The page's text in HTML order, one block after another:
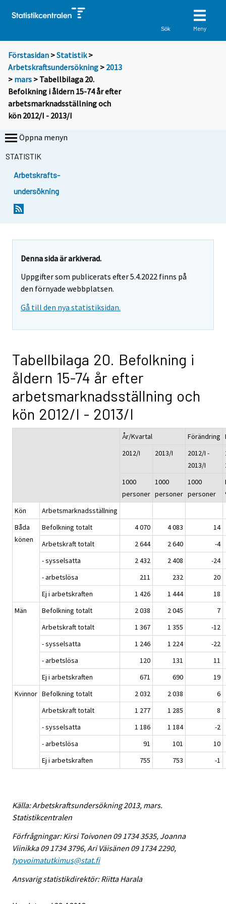
Sök Meny
Förstasidan >Statistik >
Arbetskraftsundersökning > 2013
> mars > Tabellbilaga 20.
Befolkning i åldern 15-74 år efter
arbetsmarknadsställning och
kön 2012/I - 2013/I
Öppna menyn
STATISTIK
Arbetskrafts-
undersökning
Denna sida är arkiverad.
Uppgifter som publicerats efter 5.4.2022 finns på
den förnyade webbplatsen.
Gå till den nya statistiksidan.
Tabellbilaga 20. Befolkning i
åldern 15-74 år efter
arbetsmarknadsställning och
kön 2012/I - 2013/I
År/Kvartal Förändring
2012/I
2013/I
2012/I -
2013/I
1000
personer
1000
personer
1000
personer
Kön
Arbetsmarknadsställning
Båda
könen
Befolkning totalt 4 070 4 083
14
Arbetskraft totalt
2 644 2 640
-4
- sysselsatta
2 432 2 408
-24
- arbetslösa
211 232
20
Ej i arbetskraften
1 426 1 444
18
Män
Befolkning totalt 2 038 2 045
7
Arbetskraft totalt
1 367 1 355
-12
- sysselsatta
1 246 1 224
-22
- arbetslösa
120 131
11
Ej i arbetskraften
671 690
19
Kvinnor Befolkning totalt 2 032 2 038
6
Arbetskraft totalt
1 277 1 285
8
- sysselsatta
1 186 1 184
-2
- arbetslösa
91 101
10
Ej i arbetskraften
755 753 -1
Källa: Arbetskraftsundersökning 2013, mars.
Statistikcentralen
Förfrågningar: Kirsi Toivonen 09 1734 3535, Joanna
Viinikka 09 1734 3796, Ari Väisänen 09 1734 2290,
tyovoimatutkimus@stat.fi
Ansvarig statistikdirektör: Riitta Harala